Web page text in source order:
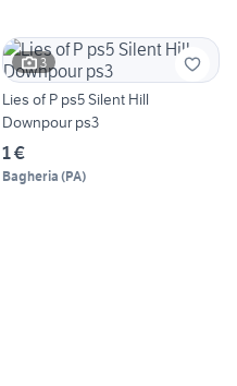
3
Lies of P ps5 Silent Hill
Downpour ps3
1 €
Bagheria (PA)